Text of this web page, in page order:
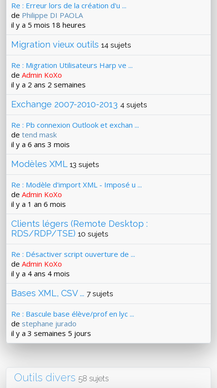
Re : Erreur lors de la création d'u ...
de Philippe DI PAOLA
il y a 5 mois 18 heures
Migration vieux outils 14 sujets
Re : Migration Utilisateurs Harp ve ...
de Admin KoXo
il y a 2 ans 2 semaines
Exchange 2007-2010-2013 4 sujets
Re : Pb connexion Outlook et exchan ...
de tend mask
il y a 6 ans 3 mois
Modèles XML 13 sujets
Re : Modèle d'import XML - Imposé u ...
de Admin KoXo
il y a 1 an 6 mois
Clients légers (Remote Desktop :
RDS/RDP/TSE) 10 sujets
Re : Désactiver script ouverture de ...
de Admin KoXo
il y a 4 ans 4 mois
Bases XML, CSV ... 7 sujets
Re : Bascule base élève/prof en lyc ...
de stephane jurado
il y a 3 semaines 5 jours
Outils divers 58 sujets